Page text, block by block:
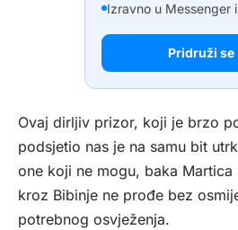
Izravno u Messenger
Pridruži se
Ovaj dirljiv prizor, koji je brzo
podsjetio nas je na samu bit
one koji ne mogu, baka
kroz Bibinje ne prođe bez
potrebnog osvježenja.